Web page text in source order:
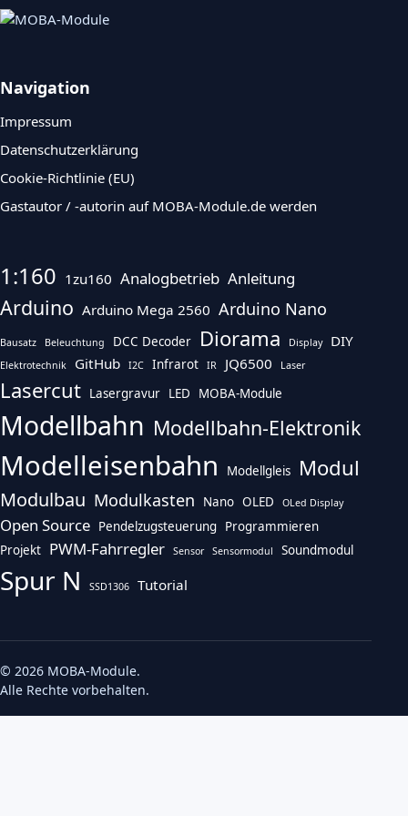
Navigation
Impressum
Datenschutzerklärung
Cookie-Richtlinie (EU)
Gastautor / -autorin auf MOBA-Module.de werden
1:160 1zu160 Analogbetrieb Anleitung
Arduino Arduino Mega 2560 Arduino Nano
Bausatz Beleuchtung DCC Decoder Diorama Display DIY
Elektrotechnik GitHub I2C Infrarot IR JQ6500 Laser
Lasercut Lasergravur LED MOBA-Module
Modellbahn Modellbahn-Elektronik
Modelleisenbahn Modellgleis Modul
Modulbau Modulkasten Nano OLED OLed Display
Open Source Pendelzugsteuerung Programmieren
Projekt PWM-Fahrregler Sensor Sensormodul Soundmodul
Spur N SSD1306 Tutorial
© 2026 MOBA-Module.
Alle Rechte vorbehalten.